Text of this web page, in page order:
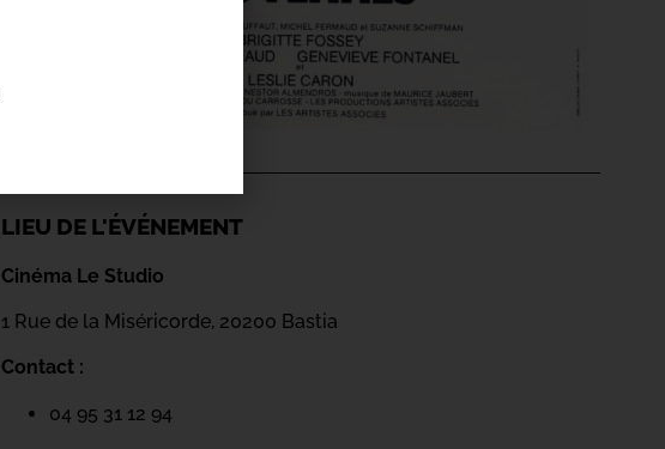
LIEU DE L'ÉVÉNEMENT
Cinéma Le Studio
1 Rue de la Miséricorde, 20200 Bastia
Contact :
04 95 31 12 94